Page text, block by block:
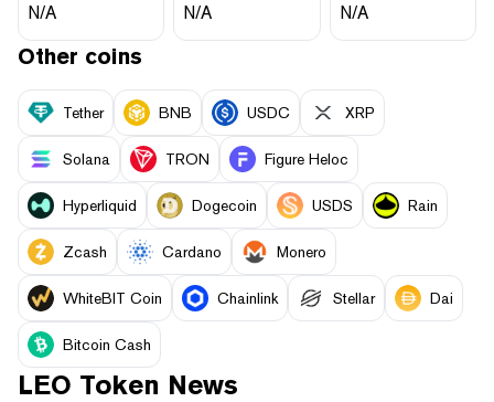
N/A N/A N/A
Other coins
Tether BNB USDC XRP
Solana TRON Figure Heloc
Hyperliquid Dogecoin USDS Rain
Zcash Cardano Monero
WhiteBIT Coin Chainlink Stellar Dai
Bitcoin Cash
LEO Token News